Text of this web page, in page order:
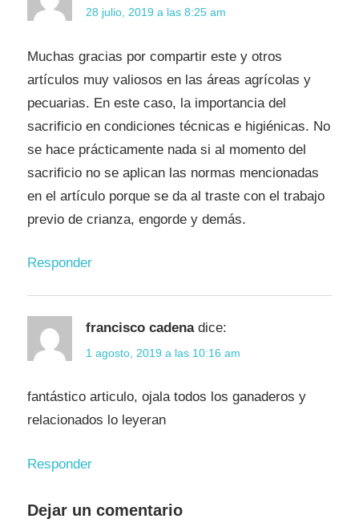
28 julio, 2019 a las 8:25 am
Muchas gracias por compartir este y otros
artículos muy valiosos en las áreas agrícolas y
pecuarias. En este caso, la importancia del
sacrificio en condiciones técnicas e higiénicas. No
se hace prácticamente nada si al momento del
sacrificio no se aplican las normas mencionadas
en el artículo porque se da al traste con el trabajo
previo de crianza, engorde y demás.
Responder
francisco cadena dice:
1 agosto, 2019 a las 10:16 am
fantástico articulo, ojala todos los ganaderos y
relacionados lo leyeran
Responder
Dejar un comentario